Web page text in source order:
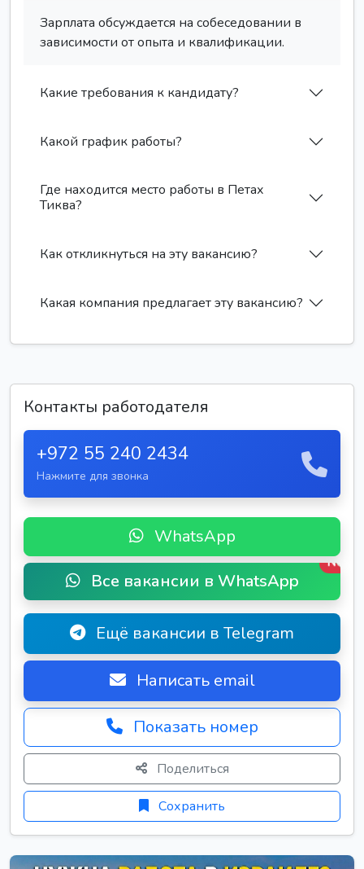
Зарплата обсуждается на собеседовании в
зависимости от опыта и квалификации.
Какие требования к кандидату?
Какой график работы?
Где находится место работы в Петах
Тиква?
Как откликнуться на эту вакансию?
Какая компания предлагает эту вакансию?
Контакты работодателя
+972 55 240 2434
Нажмите для звонка
WhatsApp
Все вакансии в WhatsApp
New
Ещё вакансии в Telegram
Написать email
Показать номер
Поделиться
Сохранить